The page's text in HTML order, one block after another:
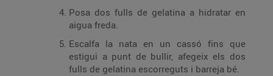
Posa dos fulls de gelatina a hidratar en
aigua freda.
Escalfa la nata en un cassó fins que
estigui a punt de bullir, afegeix els dos
fulls de gelatina escorreguts i barreja bé.